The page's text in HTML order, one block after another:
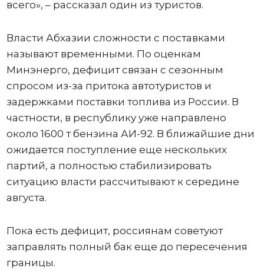
всего», – рассказал один из туристов.
Власти Абхазии сложности с поставками
называют временными. По оценкам
Минэнерго, дефицит связан с сезонным
спросом из-за притока автотуристов и
задержками поставки топлива из России. В
частности, в республику уже направлено
около 1600 т бензина АИ-92. В ближайшие дни
ожидается поступление еще нескольких
партий, а полностью стабилизировать
ситуацию власти рассчитывают к середине
августа.
Пока есть дефицит, россиянам советуют
заправлять полный бак еще до пересечения
границы.